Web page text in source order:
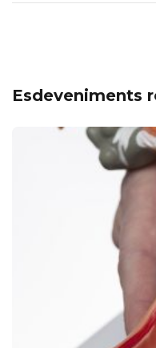
Esdeveniments